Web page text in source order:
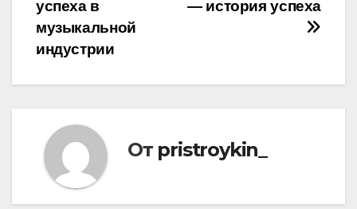
— история успеха
успеха в
музыкальной
индустрии
От pristroykin_